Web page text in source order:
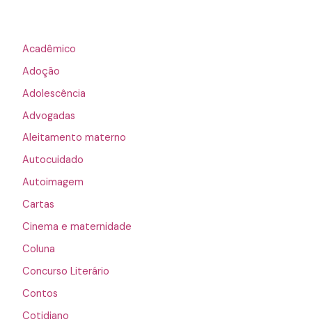
Acadêmico
Adoção
Adolescência
Advogadas
Aleitamento materno
Autocuidado
Autoimagem
Cartas
Cinema e maternidade
Coluna
Concurso Literário
Contos
Cotidiano